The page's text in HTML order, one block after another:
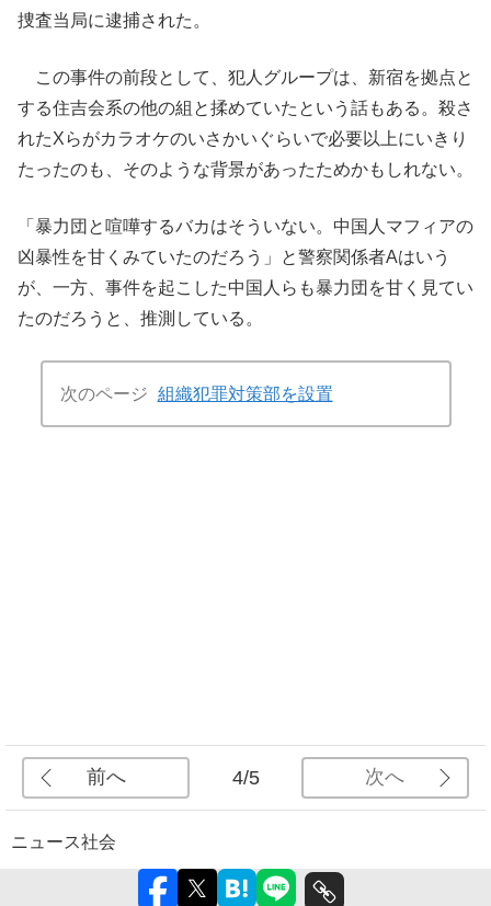
捜査当局に逮捕された。
この事件の前段として、犯人グループは、新宿を拠点と
する住吉会系の他の組と揉めていたという話もある。殺さ
れたXらがカラオケのいさかいぐらいで必要以上にいきり
たったのも、そのような背景があったためかもしれない。
「暴力団と喧嘩するバカはそういない。中国人マフィアの
凶暴性を甘くみていたのだろう」と警察関係者Aはいう
が、一方、事件を起こした中国人らも暴力団を甘く見てい
たのだろうと、推測している。
次のページ 組織犯罪対策部を設置
前へ 4/5 次へ
ニュース社会